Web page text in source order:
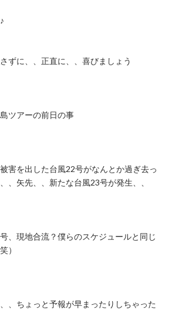
ずに、、正直に、、喜びましょう
ツアーの前日の事
害を出した台風22号がなんとか過ぎ去っ
、矢先、、新たな台風23号が発生、、
、現地合流？僕らのスケジュールと同じ
）
、ちょっと予報が早まったりしちゃった